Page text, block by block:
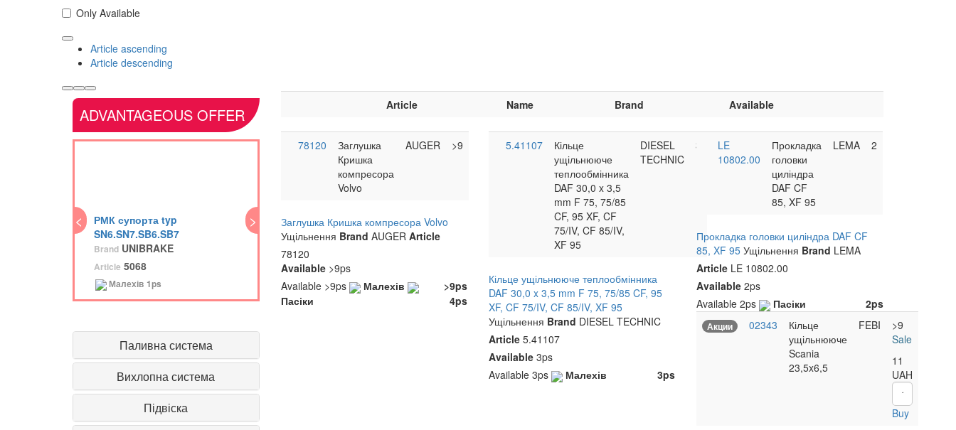
Only Available
Article ascending
Article descending
ADVANTAGEOUS OFFER
<
РМК супорта typ
SN6.SN7.SB6.SB7
Brand UNIBRAKE
Article 5068
Малехів 1ps
> ПГУ DAF новий тип
BrandTRUCKLINE
Article
Пасіки 1ps
>
Бризговик 65x210 см на
Малехів 4ps
Пасіки
5ps
>
1100x450x500 -110L
AYMEKS
42U2039
Малехів 5ps
2ps
<
MAN, MB, RVI D: 267
H: 510
Малехів
Пасіки
>9ps
Паливна система
Вихлопна система
Підвіска
Article Name Brand Available
78120
Заглушка
Кришка
компресора
Volvo
AUGER >9
Заглушка Кришка компресора Volvo
Ущільнення Brand AUGER Article
78120
Available>9ps
Available >9ps Малехів
>9ps
Пасіки
4ps
5.41107
Кільце
ущільнююче
теплообмінника
DAF 30,0 x 3,5
mm F 75, 75/85
CF, 95 XF, CF
75/IV, CF 85/IV,
XF 95
DIESEL
TECHNIC
3
Кільце ущільнююче теплообмінника
DAF 30,0 x 3,5 mm F 75, 75/85 CF, 95
XF, CF 75/IV, CF 85/IV, XF 95
Ущільнення Brand DIESEL TECHNIC
Article5.41107
Available3ps
Available 3ps Малехів 3ps
LE
10802.00
Прокладка
головки
циліндра
DAF CF
85, XF 95
LEMA 2
Прокладка головки циліндра DAF CF
85, XF 95Ущільнення Brand LEMA
Article LE 10802.00
Available 2ps
Available2ps Пасіки 2ps
Акции 02343
Кільце
ущільнююче
Scania
23,5x6,5
FEBI
>9
Sale
11
UAH
Buy